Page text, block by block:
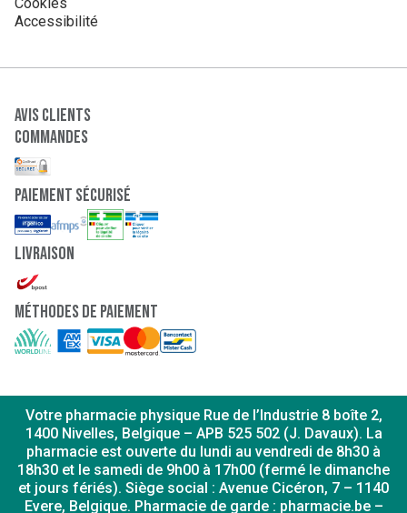
Accessibilité
Avis clients
Commandes
paiement sécurisé
Livraison
Méthodes de paiement
Votre pharmacie physique Rue de l’Industrie 8 boîte 2,
1400 Nivelles, Belgique – APB 525 502 (J. Davaux). La
pharmacie est ouverte du lundi au vendredi de 8h30 à
18h30 et le samedi de 9h00 à 17h00 (fermé le dimanche
et jours fériés). Siège social : Avenue Cicéron, 7 – 1140
Evere, Belgique. Pharmacie de garde : pharmacie.be –